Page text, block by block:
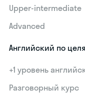
Upper-intermediate
Advanced
Английский по
+1 уровень
Разговорный курс